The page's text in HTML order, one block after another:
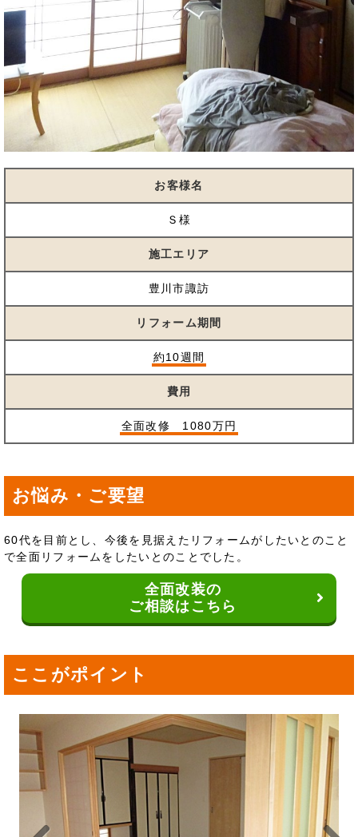
お客様名
Ｓ様
施工エリア
豊川市諏訪
リフォーム期間
約10週間
費用
全面改修 1080万円
お悩み・ご要望
60代を目前とし、今後を見据えたリフォームがしたいとのこと
で全面リフォームをしたいとのことでした。
全面改装の
ご相談はこちら
ここがポイント